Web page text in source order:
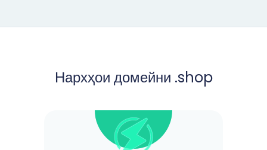
Нархҳои домейни .shop